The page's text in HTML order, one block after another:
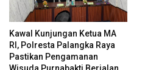
Kawal Kunjungan Ketua MA
RI, Polresta Palangka Raya
Pastikan Pengamanan
Wisuda Purnabakti Berjalan